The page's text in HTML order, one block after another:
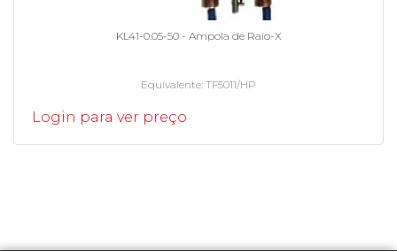
KL41-0.05-50 - Ampola de Raio-X
Equivalente TF5011/HP
Login para ver preço